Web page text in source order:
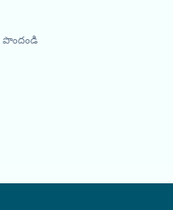
పొందండి